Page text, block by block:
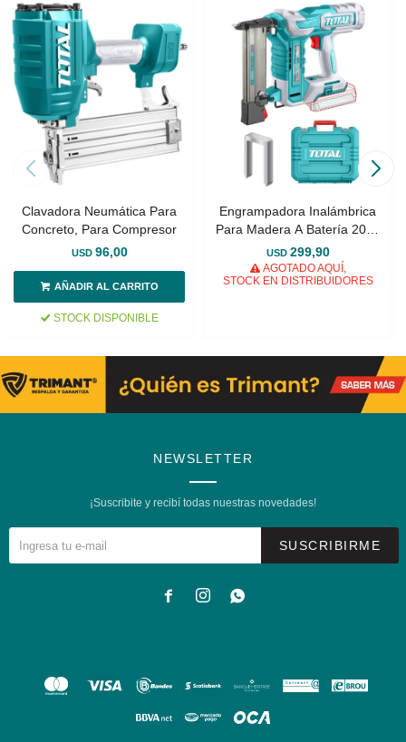
Clavadora Neumática Para
Concreto, Para Compresor
USD 96,00
STOCK DISPONIBLE
Engrampadora Inalámbrica
Para Madera A Batería 20v -
Sin Carbones
USD 299,90
AGOTADO AQUÍ,
STOCK EN DISTRIBUIDORES
NEWSLETTER
¡Suscribite y recibí todas nuestras novedades!
SUSCRIBIRME
  